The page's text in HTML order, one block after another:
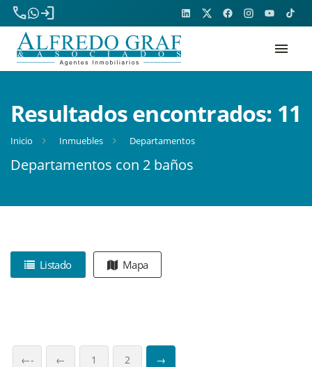
phone
login
menu
Resultados encontrados: 11
Inicio Inmuebles Departamentos
Departamentos con 2 baños
Listado Mapa
←- ← 1 2 →